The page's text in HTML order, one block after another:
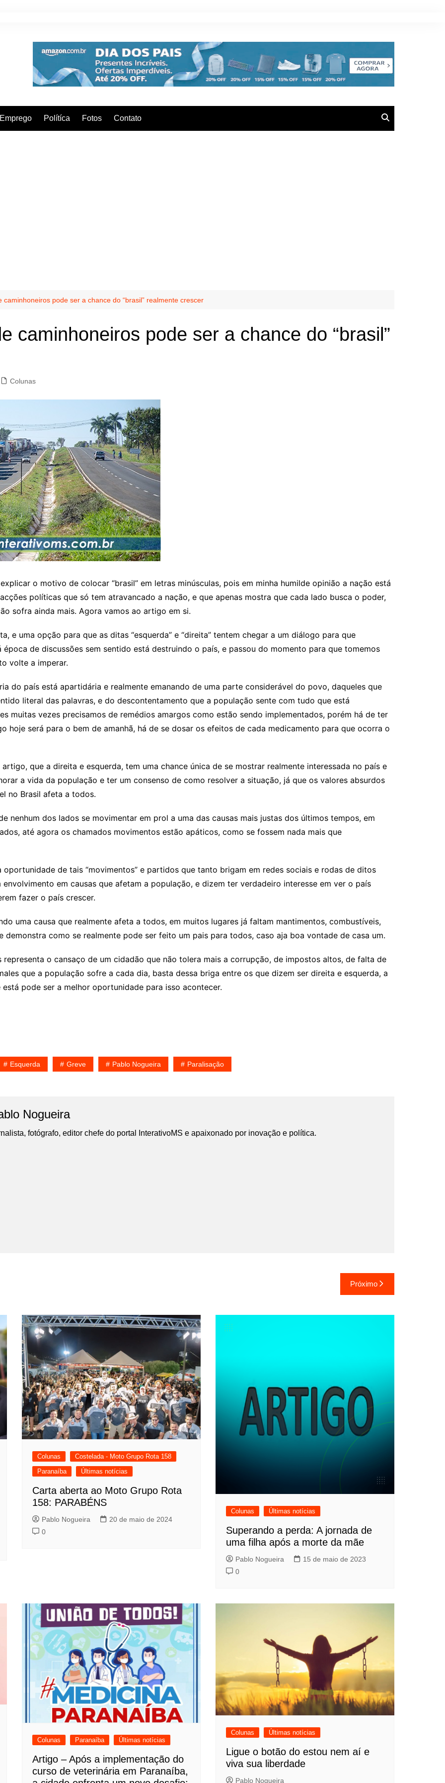
Emprego Polítíca Fotos Contato
caminhoneiros pode ser a chance do “brasil” realmente crescer
caminhoneiros pode ser a chance do “brasil”
Colunas
o motivo de colocar “brasil” em letras minúsculas, pois em minha humilde opinião a nação está
políticas que só tem atravancado a nação, e que apenas mostra que cada lado busca o poder,
sofra ainda mais. Agora vamos ao artigo em si.
e uma opção para que as ditas “esquerda” e “direita” tentem chegar a um diálogo para que
de discussões sem sentido está destruindo o país, e passou do momento para que tomemos
volte a imperar.
do país está apartidária e realmente emanando de uma parte considerável do povo, daqueles que
literal das palavras, e do descontentamento que a população sente com tudo que está
muitas vezes precisamos de remédios amargos como estão sendo implementados, porém há de ter
hoje será para o bem de amanhã, há de se dosar os efeitos de cada medicamento para que ocorra o
que a direita e esquerda, tem uma chance única de se mostrar realmente interessada no país e
a vida da população e ter um consenso de como resolver a situação, já que os valores absurdos
no Brasil afeta a todos.
nenhum dos lados se movimentar em prol a uma das causas mais justas dos últimos tempos, em
até agora os chamados movimentos estão apáticos, como se fossem nada mais que
oportunidade de tais “movimentos” e partidos que tanto brigam em redes sociais e rodas de ditos
em causas que afetam a população, e dizem ter verdadeiro interesse em ver o país
fazer o país crescer.
uma causa que realmente afeta a todos, em muitos lugares já faltam mantimentos, combustíveis,
demonstra como se realmente pode ser feito um pais para todos, caso aja boa vontade de casa um.
o cansaço de um cidadão que não tolera mais a corrupção, de impostos altos, de falta de
que a população sofre a cada dia, basta dessa briga entre os que dizem ser direita e esquerda, a
pode ser a melhor oportunidade para isso acontecer.
Esquerda Greve Pablo Nogueira Paralisação
Nogueira
fotógrafo, editor chefe do portal InterativoMS e apaixonado por inovação e política.
Próximo
Colunas
Costelada - Moto Grupo Rota 158
Paranaíba
Últimas notícias
Carta aberta ao Moto Grupo Rota
158: PARABÉNS
Pablo Nogueira
20 de maio de 2024
0
Colunas Últimas notícias
Superando a perda: A jornada de
uma filha após a morte da mãe
Pablo Nogueira
15 de maio de 2023
0
Colunas Paranaíba Últimas notícias
Artigo – Após a implementação do
curso de veterinária em Paranaíba,
Colunas Últimas notícias
Ligue o botão do estou nem aí e
viva sua liberdade
Pablo Nogueira